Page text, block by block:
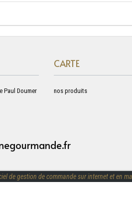
Paul Doumer
CARTE
nos produits
de gestion de commande sur internet et en